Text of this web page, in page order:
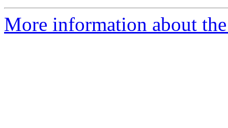
More information about